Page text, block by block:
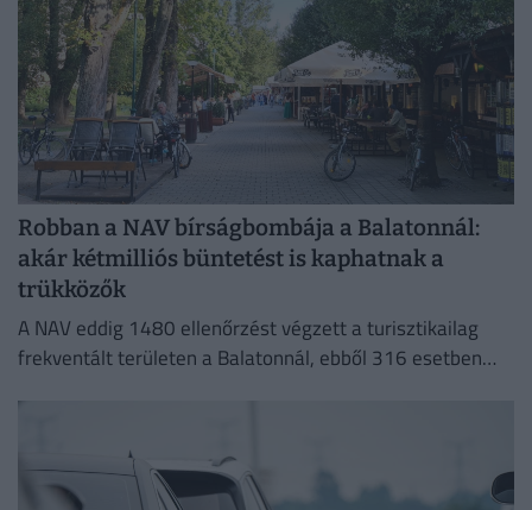
Robban a NAV bírságbombája a Balatonnál:
akár kétmilliós büntetést is kaphatnak a
trükközők
A NAV eddig 1480 ellenőrzést végzett a turisztikailag
frekventált területen a Balatonnál, ebből 316 esetben